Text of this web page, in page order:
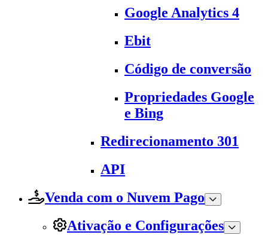
Google Analytics 4
Ebit
Código de conversão
Propriedades Google
e Bing
Redirecionamento 301
API
Venda com o Nuvem Pago
Ativação e Configurações